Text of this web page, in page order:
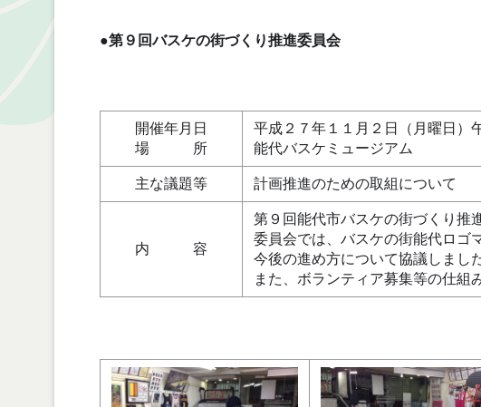
●第９回バスケの街づくり推進委員会
開催年月日
場 所
平成２７年１１月２日（月曜日）
能代バスケミュージアム
主な議題等 計画推進のための取組について
内 容
第９回能代市バスケの街づくり推
委員会では、バスケの街能代ロゴ
今後の進め方について協議しました
また、ボランティア募集等の仕組